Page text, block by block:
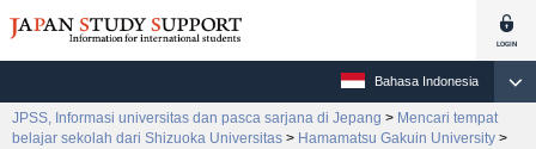
Bahasa Indonesia
JPSS, Informasi universitas dan pasca sarjana di Jepang > Mencari tempat
belajar sekolah dari Shizuoka Universitas > Hamamatsu Gakuin University >